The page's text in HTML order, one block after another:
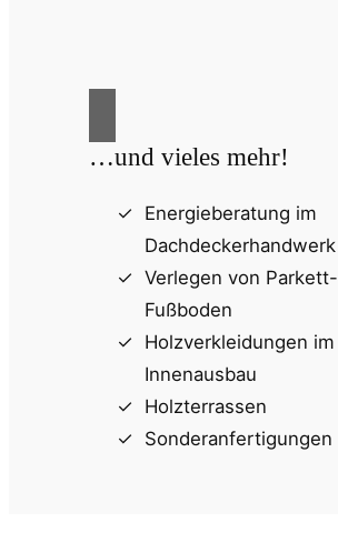
…und vieles mehr!
Energieberatung im
Dachdeckerhandwerk
Verlegen von Parkett-
Fußboden
Holzverkleidungen im
Innenausbau
Holzterrassen
Sonderanfertigungen